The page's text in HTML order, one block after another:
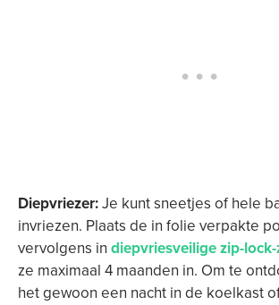
Diepvriezer:Je kunt sneetjes of hele
invriezen. Plaats de in folie verpakte
vervolgens in diepvriesveilige zip-
ze maximaal 4 maanden in. Om te
het gewoon een nacht in de koelkast